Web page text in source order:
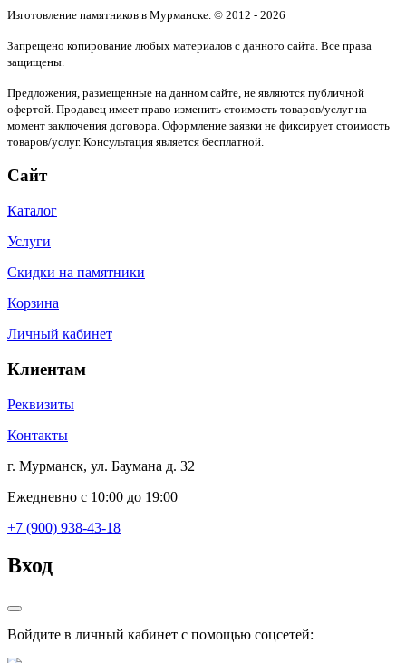
Изготовление памятников в Мурманске. © 2012 - 2026
Запрещено копирование любых материалов с данного сайта. Все права
защищены.
Предложения, размещенные на данном сайте, не являются публичной
офертой. Продавец имеет право изменить стоимость товаров/услуг на
момент заключения договора. Оформление заявки не фиксирует стоимость
товаров/услуг. Консультация является бесплатной.
Сайт
Каталог
Услуги
Скидки на памятники
Корзина
Личный кабинет
Клиентам
Реквизиты
Контакты
г. Мурманск, ул. Баумана д. 32
Ежедневно с 10:00 до 19:00
+7 (900) 938-43-18
Вход
Войдите в личный кабинет с помощью соцсетей: